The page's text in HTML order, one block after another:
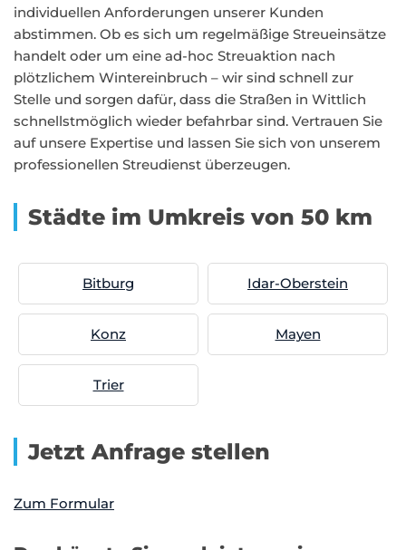
individuellen Anforderungen unserer Kunden
abstimmen. Ob es sich um regelmäßige Streueinsätze
handelt oder um eine ad-hoc Streuaktion nach
plötzlichem Wintereinbruch – wir sind schnell zur
Stelle und sorgen dafür, dass die Straßen in Wittlich
schnellstmöglich wieder befahrbar sind. Vertrauen Sie
auf unsere Expertise und lassen Sie sich von unserem
professionellen Streudienst überzeugen.
Städte im Umkreis von 50 km
Bitburg Idar-Oberstein
Konz Mayen
Trier
Jetzt Anfrage stellen
Zum Formular